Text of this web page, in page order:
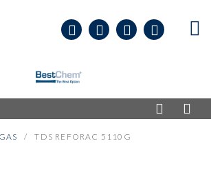
TDS REFORAC 5110G